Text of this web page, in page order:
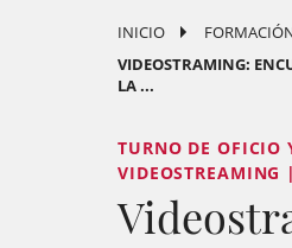
INICIO
VIDEOSTRAMING:
LA ...
TURNO DE OFICIO
VIDEOSTREAMING